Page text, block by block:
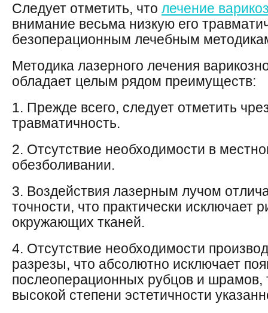
Следует отметить, что лечение
внимание весьма низкую его
безоперационным лечебным
Методика лазерного лечения
обладает целым рядом преимуществ:
1. Прежде всего, следует отметить
травматичность.
2. Отсутствие необходимости в
обезболивании.
3. Воздействия лазерным лучом
точности, что практически исключает
окружающих тканей.
4. Отсутствие необходимости
разрезы, что абсолютно исключает
послеоперационных рубцов и шрамов,
высокой степени эстетичности